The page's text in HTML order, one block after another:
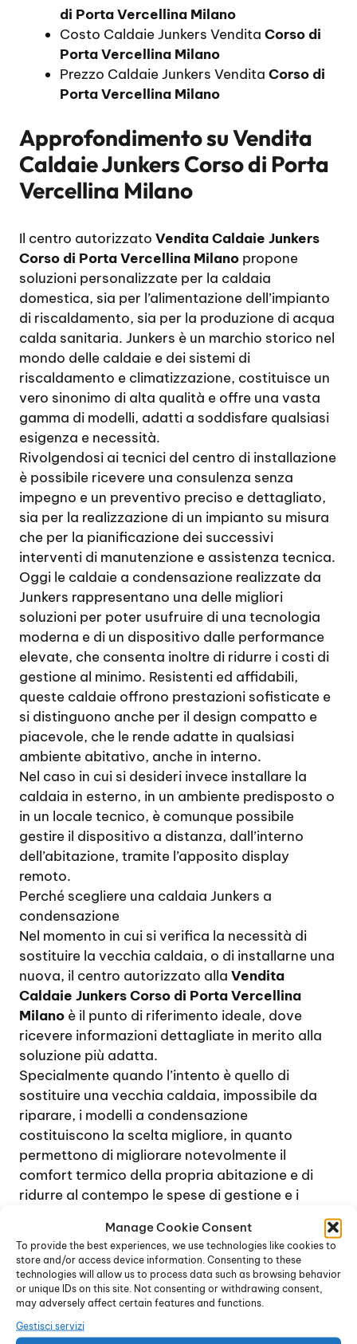
Manage Cookie Consent
To provide the best experiences, we use technologies like cookies to
store and/or access device information. Consenting to these
technologies will allow us to process data such as browsing behavior
or unique IDs on this site. Not consenting or withdrawing consent,
may adversely affect certain features and functions.
Gestisci servizi
di Porta Vercellina Milano
Costo Caldaie Junkers Vendita Corso di
Porta Vercellina Milano
Prezzo Caldaie Junkers Vendita Corso di
Porta Vercellina Milano
Approfondimento suVendita
Caldaie Junkers Corso di Porta
Vercellina Milano
Il centro autorizzato Vendita Caldaie Junkers
Corso di Porta Vercellina Milano propone
soluzioni personalizzate per la caldaia
domestica, sia per l’alimentazione dell’impianto
di riscaldamento, sia per la produzione di acqua
calda sanitaria. Junkers è un marchio storico nel
mondo delle caldaie e dei sistemi di
riscaldamento e climatizzazione, costituisce un
vero sinonimo di alta qualità e offre una vasta
gamma di modelli, adatti a soddisfare qualsiasi
esigenza e necessità.
Rivolgendosi ai tecnici del centro di installazione
è possibile ricevere una consulenza senza
impegno e un preventivo preciso e dettagliato,
sia per la realizzazione di un impianto su misura
che per la pianificazione dei successivi
interventi di manutenzione e assistenza tecnica.
Oggi le caldaie a condensazione realizzate da
Junkers rappresentano una delle migliori
soluzioni per poter usufruire di una tecnologia
moderna e di un dispositivo dalle performance
elevate, che consenta inoltre di ridurre i costi di
gestione al minimo. Resistenti ed affidabili,
queste caldaie offrono prestazioni sofisticate e
si distinguono anche per il design compatto e
piacevole, che le rende adatte in qualsiasi
ambiente abitativo, anche in interno.
Nel caso in cui si desideri invece installare la
caldaia in esterno, in un ambiente predisposto o
in un locale tecnico, è comunque possibile
gestire il dispositivo a distanza, dall’interno
dell’abitazione, tramite l’apposito display
remoto.
Perché scegliere una caldaia Junkers a
condensazione
Nel momento in cui si verifica la necessità di
sostituire la vecchia caldaia, o di installarne una
nuova, il centro autorizzato alla Vendita
Caldaie Junkers Corso di Porta Vercellina
Milano è il punto di riferimento ideale, dove
ricevere informazioni dettagliate in merito alla
soluzione più adatta.
Specialmente quando l’intento è quello di
sostituire una vecchia caldaia, impossibile da
riparare, i modelli a condensazione
costituiscono la scelta migliore, in quanto
permettono di migliorare notevolmente il
comfort termico della propria abitazione e di
ridurre al contempo le spese di gestione e i
Grazie alla tecnologia innovativa sulla quale si
basano questi dispositivi, vengono utilizzati i
vapori di combustione, dalla temperatura molto
elevata, per incrementare la potenza
dell’impianto riscaldante. Infatti, una caldaia,
durante il processo di combustione,